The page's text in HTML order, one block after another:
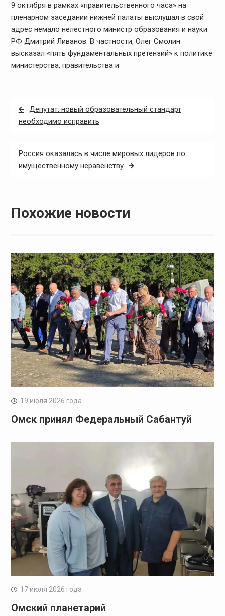
9 октября в рамках «правительственного часа» на
пленарном заседании нижней палаты выслушал в свой
адрес немало нелестного министр образования и науки
РФ Дмитрий Ливанов. В частности, Олег Смолин
высказал «пять фундаментальных претензий» к политике
министерства, правительства и
Навигация
по
Депутат: новый образовательный стандарт
необходимо исправить
Россия оказалась в числе мировых лидеров по
имущественному неравенству
Похожие новости
19 июля 2026 года
Омск принял Федеральный Сабантуй
17 июля 2026 года
Омский планетарий